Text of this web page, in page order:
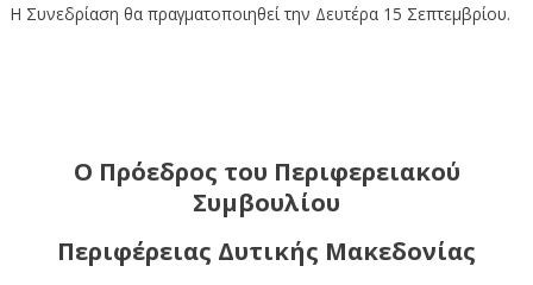
H Συνεδρίαση θα πραγματοποιηθεί την Δευτέρα 15 Σεπτεμβρίου.
Ο Πρόεδρος του Περιφερειακού
Συμβουλίου
Περιφέρειας Δυτικής Μακεδονίας